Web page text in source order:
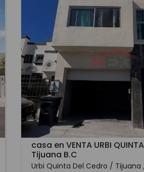
casa en VENTA URBI QUINTA
Tijuana B.C
Urbi Quinta Del Cedro / Tijuana